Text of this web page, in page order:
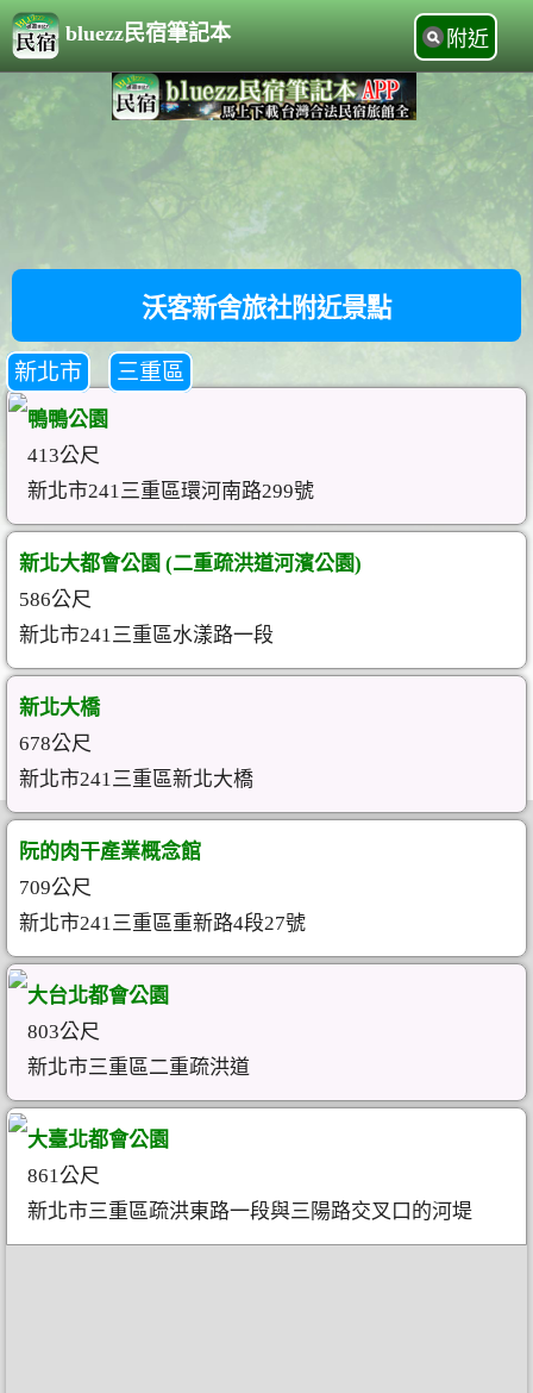
bluezz民宿筆記本 附近
沃客新舍旅社附近景點
新北市 三重區
鴨鴨公園
413公尺
新北市241三重區環河南路299號
新北大都會公園 (二重疏洪道河濱公園)
586公尺
新北市241三重區水漾路一段
新北大橋
678公尺
新北市241三重區新北大橋
阮的肉干產業概念館
709公尺
新北市241三重區重新路4段27號
大台北都會公園
803公尺
新北市三重區二重疏洪道
大臺北都會公園
861公尺
新北市三重區疏洪東路一段與三陽路交叉口的河堤